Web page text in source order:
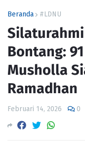
Beranda #LDNU
Silaturahmi
Bontang:
Musholla
Ramadhan
Februari 14, 2026 0